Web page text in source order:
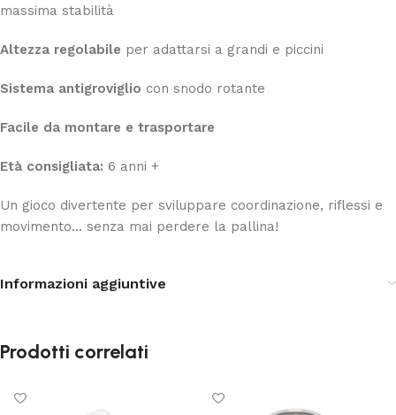
massima stabilità
Altezza regolabile per adattarsi a grandi e piccini
Sistema antigroviglio con snodo rotante
Facile da montare e trasportare
Età consigliata: 6 anni +
Un gioco divertente per sviluppare coordinazione, riflessi e
movimento… senza mai perdere la pallina!
Informazioni aggiuntive
Prodotti correlati